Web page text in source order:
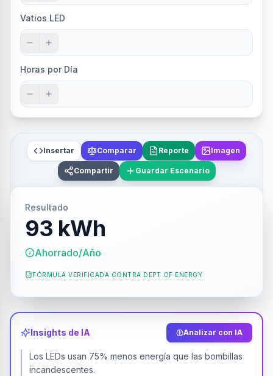
Vatios LED
Horas por Día
Insertar Comparar Reporte Imagen
Compartir Guardar Escenario
Resultado
93 kWh
Ahorrado/Año
FÓRMULA VERIFICADA CONTRA DEPT OF ENERGY
Insights de IA Analizar con IA
Los LEDs usan 75% menos energía que las bombillas
incandescentes.